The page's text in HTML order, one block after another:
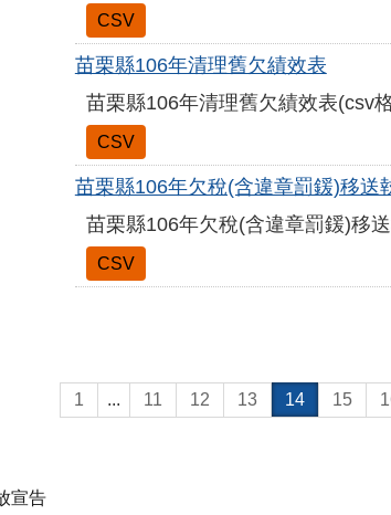
CSV
苗栗縣106年清理舊欠績效表
苗栗縣106年清理舊欠績效表(csv
CSV
苗栗縣106年欠稅(含違章罰鍰)移送
苗栗縣106年欠稅(含違章罰鍰)移
CSV
1 ... 11 12 13 14 15
宣告